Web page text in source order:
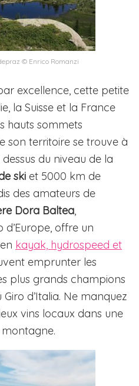
© Enrico Romanzi
excellence, cette petite
la Suisse et la France
hauts sommets
son territoire se trouve à
du niveau de la
ski et 5000 km de
des amateurs de
Dora Baltea,
offre un
kayak, hydrospeed et
emprunter les
plus grands champions
d’Italia. Ne manquez
vins locaux dans une